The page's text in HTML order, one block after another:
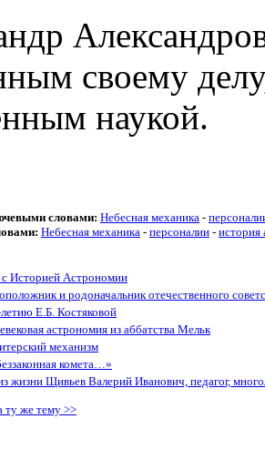
своему
наукой.
словами: Небесная механика -
Небесная механика - персоналии - история
с Историей Астрономии
и родоначальник отечественного
Е.Б. Костяковой
астрономия из аббатства Мельк
механизм
комета…»
жизни Щивьев Валерий Иванович, педагог,
ту же тему >>